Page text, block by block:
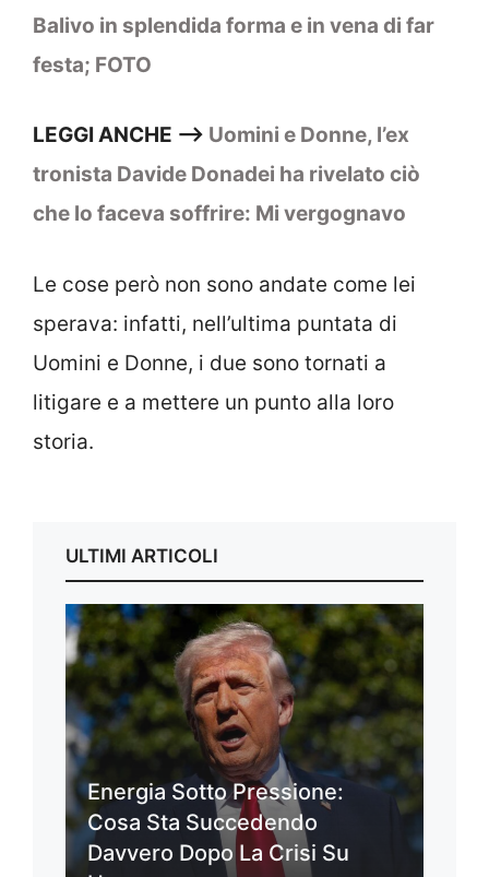
Balivo in splendida forma e in vena di far
festa; FOTO
LEGGI ANCHE –> Uomini e Donne, l’ex
tronista Davide Donadei ha rivelato ciò
che lo faceva soffrire: Mi vergognavo
Le cose però non sono andate come lei
sperava: infatti, nell’ultima puntata di
Uomini e Donne, i due sono tornati a
litigare e a mettere un punto alla loro
storia.
ULTIMI ARTICOLI
Energia Sotto Pressione:
Cosa Sta Succedendo
Davvero Dopo La Crisi Su